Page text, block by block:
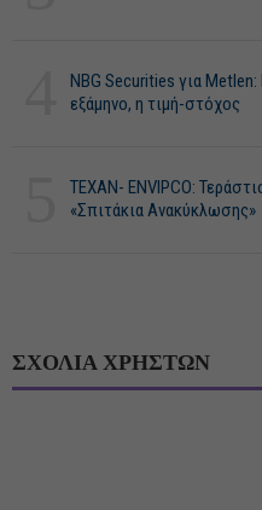
NBG Securities για
εξάμηνο, η τιμή-στόχος
ΤΕΧΑΝ- ENVIPCO:
«Σπιτάκια Ανακύκλωσης»
ΣΧΟΛΙΑ ΧΡΗΣΤΩΝ